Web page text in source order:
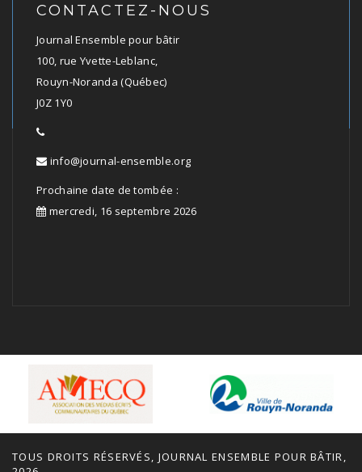
CONTACTEZ-NOUS
Journal Ensemble pour bâtir
100, rue Yvette-Leblanc,
Rouyn-Noranda (Québec)
J0Z 1Y0
info@journal-ensemble.org
Prochaine date de tombée :
mercredi, 16 septembre 2026
TOUS DROITS RÉSERVÉS, JOURNAL ENSEMBLE POUR BÂTIR,